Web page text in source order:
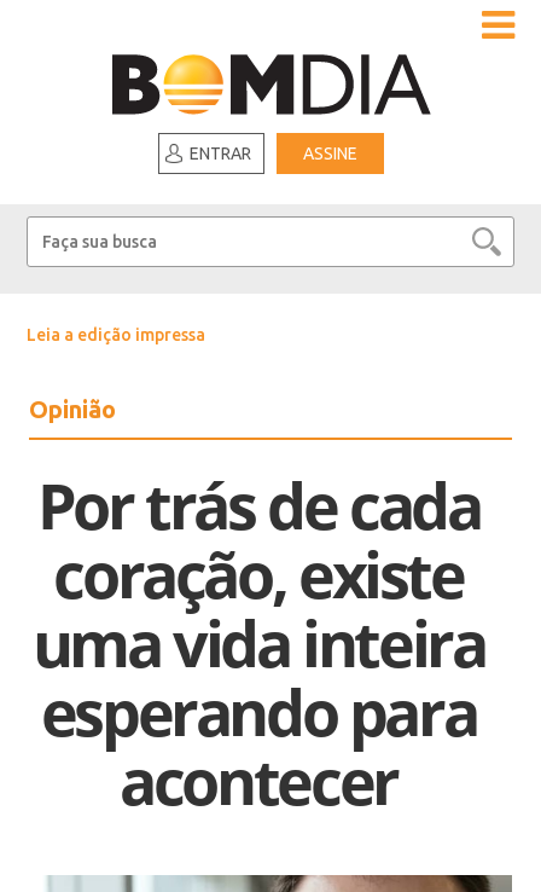
ENTRAR ASSINE
Leia a edição impressa
Opinião
Por trás de cada
coração, existe
uma vida inteira
esperando para
acontecer